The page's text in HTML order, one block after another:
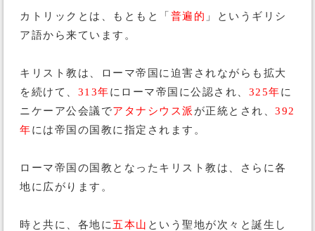
カトリックとは、もともと「普遍的 」というギリシ
ア語から来ています。
キリスト教は、ローマ帝国に迫害されながらも拡大
を続けて、 313年にローマ帝国に公認され、 325年に
ニケーア公会議でアタナシウス派 が正統とされ、 392
年には帝国の国教に指定されます。
ローマ帝国の国教となったキリスト教は、さらに各
地に広がります。
時と共に、各地に 五本山 という聖地が次々と誕生し